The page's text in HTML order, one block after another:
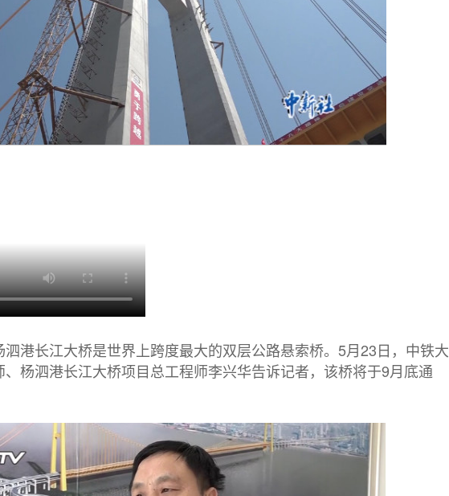
泗港长江大桥是世界上跨度最大的双层公路悬索桥。5月23日，中铁大
杨泗港长江大桥项目总工程师李兴华告诉记者，该桥将于9月底通